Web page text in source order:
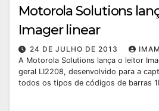
Motorola Solutions
Imager linear
24 DE JULHO DE 2013
IMAM
A Motorola Solutions lança o leitor
geral LI2208, desenvolvido para a
todos os tipos de códigos de barras